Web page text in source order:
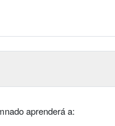
aprenderá a: